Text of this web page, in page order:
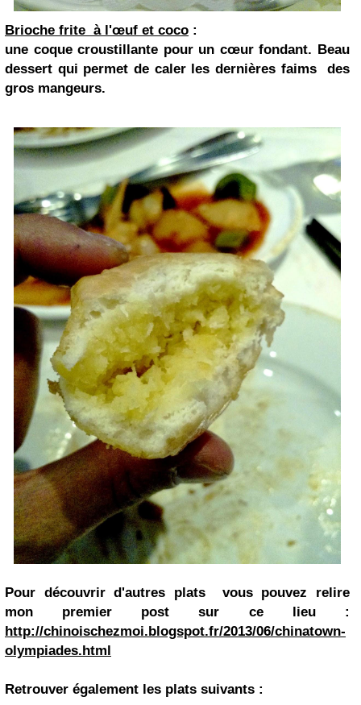
Brioche frite à l'œuf et coco :
une coque croustillante pour un cœur fondant. Beau
dessert qui permet de caler les dernières faims des
gros mangeurs.
Pour découvrir d'autres plats vous pouvez relire
mon premier post sur ce lieu :
http://chinoischezmoi.blogspot.fr/2013/06/chinatown-
olympiades.html
Retrouver également les plats suivants :